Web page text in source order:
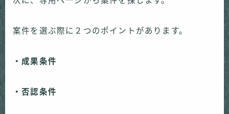
案件を選ぶ際に２つのポイントがあります。
・成果条件
・否認条件